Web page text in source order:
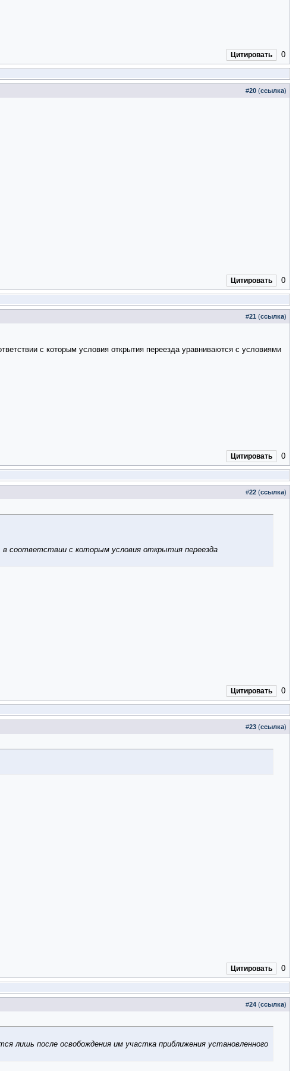
Цитировать 0
#20 (ссылка)
Цитировать 0
#21 (ссылка)
с которым условия открытия переезда уравниваются с условиями
Цитировать 0
#22 (ссылка)
в соответствии с которым условия открытия переезда
Цитировать 0
#23 (ссылка)
Цитировать 0
#24 (ссылка)
лишь после освобождения им участка приближения установленного